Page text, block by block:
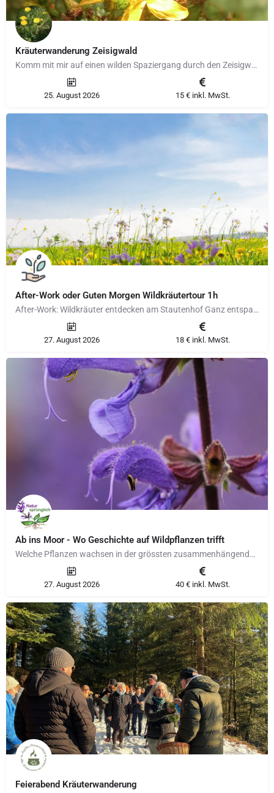
Kräuterwanderung Zeisigwald
Komm mit mir auf einen wilden Spaziergang durch den Zeisigwald. Erlebe Natur pur und lerne unsere…
25. August 2026 15 € inkl. MwSt.
After-Work oder Guten Morgen Wildkräutertour 1h
After-Work: Wildkräuter entdecken am Stautenhof Ganz entspannt nach deinem Feierabend die Wildkräuter im…
27. August 2026 18 € inkl. MwSt.
Ab ins Moor - Wo Geschichte auf Wildpflanzen trifft
Welche Pflanzen wachsen in der grössten zusammenhängenden Moorlandschaft der Schweiz? Lerne heilende und…
27. August 2026 40 € inkl. MwSt.
Feierabend Kräuterwanderung